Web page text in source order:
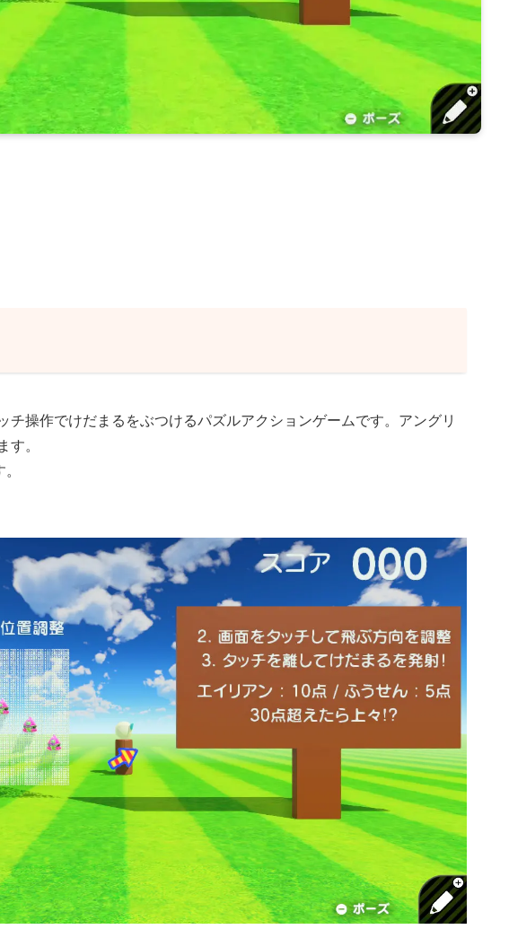
チ操作でけだまるをぶつけるパズルアクションゲームです。アングリ
す。